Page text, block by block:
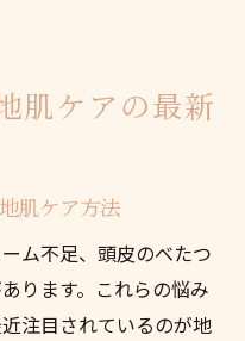
肌ケアの最新
肌ケア方法
ム不足、頭皮のべたつ
ります。これらの悩み
注目されているのが地